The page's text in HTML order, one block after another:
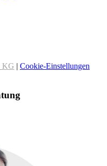
KG | Cookie-Einstellungen